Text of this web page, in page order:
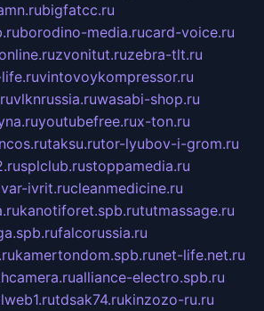
bigfatcc.ru
borodino-media.rucard-voice.ru
zvonitut.ruzebra-tlt.ru
vintovoykompressor.ru
vlknrussia.ruwasabi-shop.ru
youtubefree.rux-ton.ru
taksu.rutor-lyubov-i-grom.ru
splclub.rustoppamedia.ru
ivrit.rucleanmedicine.ru
kanotiforet.spb.rututmassage.ru
falcorussia.ru
kamertondom.spb.runet-life.net.ru
alliance-electro.spb.ru
tdsak74.rukinzozo-ru.ru